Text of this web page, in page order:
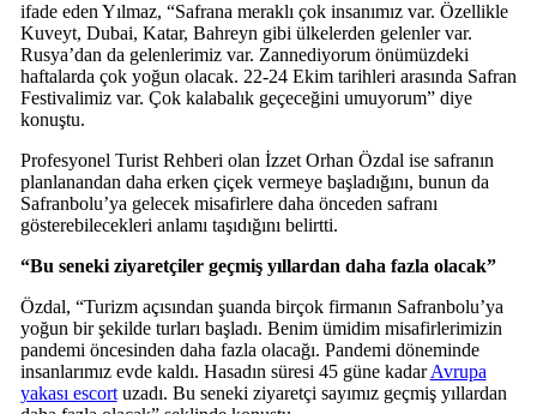
ifade eden Yılmaz, “Safrana meraklı çok insanımız var. Özellikle
Kuveyt, Dubai, Katar, Bahreyn gibi ülkelerden gelenler var.
Rusya’dan da gelenlerimiz var. Zannediyorum önümüzdeki
haftalarda çok yoğun olacak. 22-24 Ekim tarihleri arasında Safran
Festivalimiz var. Çok kalabalık geçeceğini umuyorum” diye
konuştu.
Profesyonel Turist Rehberi olan İzzet Orhan Özdal ise safranın
planlanandan daha erken çiçek vermeye başladığını, bunun da
Safranbolu’ya gelecek misafirlere daha önceden safranı
gösterebilecekleri anlamı taşıdığını belirtti.
“Bu seneki ziyaretçiler geçmiş yıllardan daha fazla olacak”
Özdal, “Turizm açısından şuanda birçok firmanın Safranbolu’ya
yoğun bir şekilde turları başladı. Benim ümidim misafirlerimizin
pandemi öncesinden daha fazla olacağı. Pandemi döneminde
insanlarımız evde kaldı. Hasadın süresi 45 güne kadarAvrupa
yakası escortuzadı. Bu seneki ziyaretçi sayımız geçmiş yıllardan